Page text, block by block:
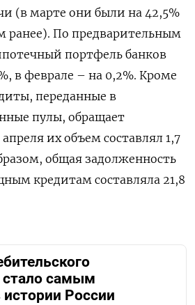
(в марте они были на 42,5%
ранее). По предварительным
портфель банков
в феврале – на 0,2%. Кроме
переданные в
пулы, обращает
их объем составлял 1,7
общая задолженность
кредитам составляла 21,8
стало самым
России